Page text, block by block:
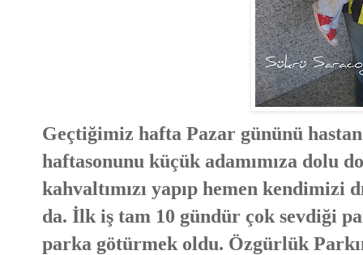
Geçtiğimiz hafta Pazar gününü
haftasonunu küçük adamımıza dolu
kahvaltımızı yapıp hemen kendimizi
da. İlk iş tam 10 gündür çok sevdiği
parka götürmek oldu. Özgürlük